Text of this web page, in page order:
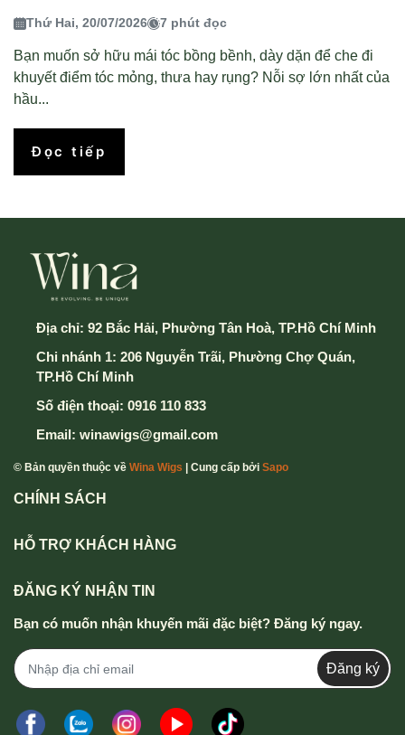
Thứ Hai, 20/07/2026 7 phút đọc
Bạn muốn sở hữu mái tóc bồng bềnh, dày dặn để che đi
khuyết điểm tóc mỏng, thưa hay rụng? Nỗi sợ lớn nhất của
hầu...
Đọc tiếp
Địa chỉ: 92 Bắc Hải, Phường Tân Hoà, TP.Hồ Chí Minh
Chi nhánh 1: 206 Nguyễn Trãi, Phường Chợ Quán,
TP.Hồ Chí Minh
Số điện thoại: 0916 110 833
Email: winawigs@gmail.com
© Bản quyền thuộc về Wina Wigs | Cung cấp bởi Sapo
CHÍNH SÁCH
HỖ TRỢ KHÁCH HÀNG
ĐĂNG KÝ NHẬN TIN
Bạn có muốn nhận khuyến mãi đặc biệt? Đăng ký ngay.
Đăng ký